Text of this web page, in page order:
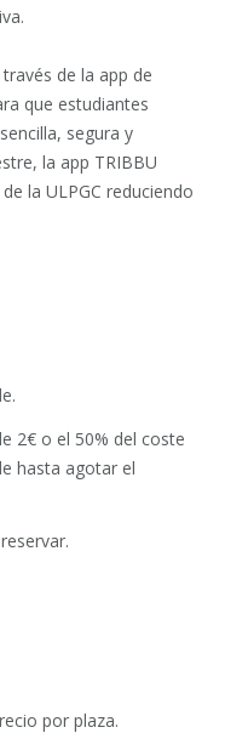
de la app de
que estudiantes
segura y
la app TRIBBU
la ULPGC reduciendo
2€ o el 50% del coste
hasta agotar el
por plaza.